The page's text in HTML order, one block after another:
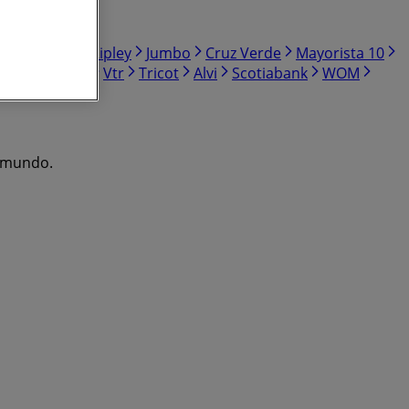
Ripley Jumbo Cruz Verde
Mayorista 10
Vtr Tricot Alvi Scotiabank
WOM